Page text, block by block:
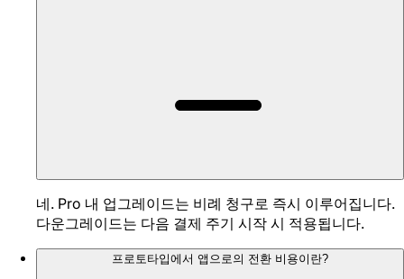
네. Pro 내 업그레이드는 비례 청구로 즉시 이루어집니다.
다운그레이드는 다음 결제 주기 시작 시 적용됩니다.
프로토타입에서 앱으로의 전환 비용이란?